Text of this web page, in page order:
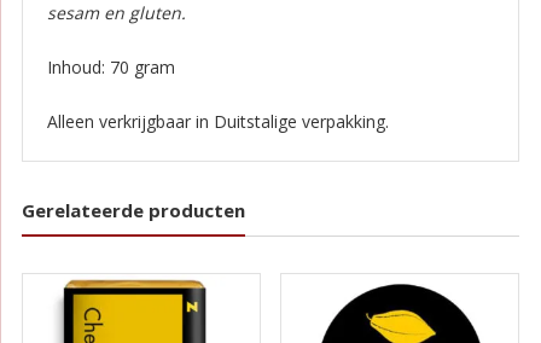
sesam en gluten.
Inhoud: 70 gram
Alleen verkrijgbaar in Duitstalige verpakking.
Gerelateerde producten